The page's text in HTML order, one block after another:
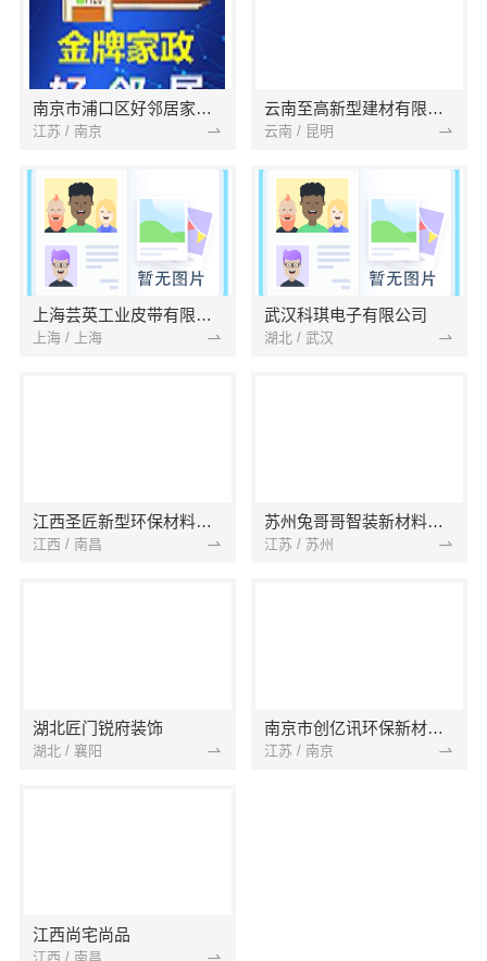
南京市浦口区好邻居家政服务中心
江苏 / 南京
云南至高新型建材有限公司
云南 / 昆明
上海芸英工业皮带有限公司
上海 / 上海
武汉科琪电子有限公司
湖北 / 武汉
江西圣匠新型环保材料有限公司
江西 / 南昌
苏州兔哥哥智装新材料有限公司
江苏 / 苏州
湖北匠门锐府装饰
湖北 / 襄阳
南京市创亿讯环保新材料有限公司
江苏 / 南京
江西尚宅尚品
江西 / 南昌